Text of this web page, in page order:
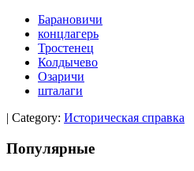
Барановичи
концлагерь
Тростенец
Колдычево
Озаричи
шталаги
| Category: Историческая справка
Популярные